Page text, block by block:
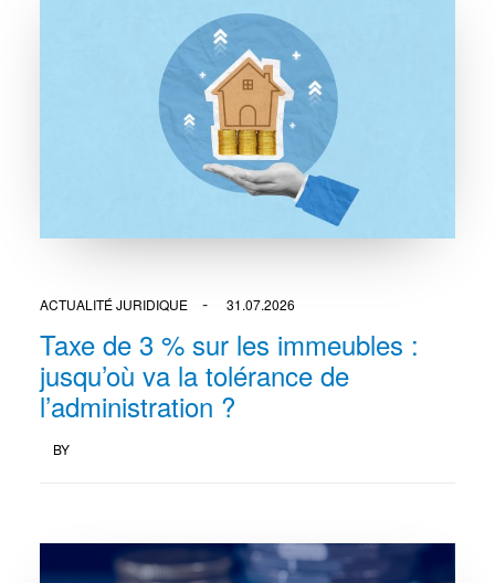
ACTUALITÉ JURIDIQUE 31.07.2026
Taxe de 3 % sur les immeubles :
jusqu’où va la tolérance de
l’administration ?
BY